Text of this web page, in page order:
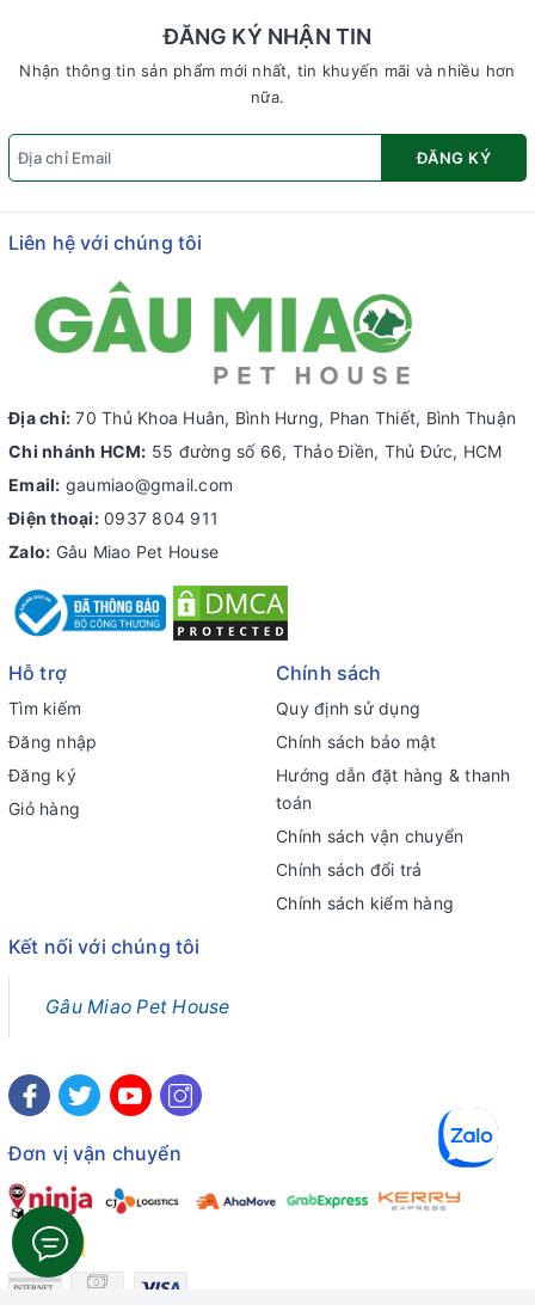
ĐĂNG KÝ NHẬN TIN
Nhận thông tin sản phẩm mới nhất, tin khuyến mãi và nhiều hơn
nữa.
ĐĂNG KÝ
Liên hệ với chúng tôi
Địa chỉ: 70 Thủ Khoa Huân, Bình Hưng, Phan Thiết, Bình Thuận
Chi nhánh HCM: 55 đường số 66, Thảo Điền, Thủ Đức, HCM
Email: gaumiao@gmail.com
Điện thoại: 0937 804 911
Zalo: Gâu Miao Pet House
Hỗ trợ
Tìm kiếm
Đăng nhập
Đăng ký
Giỏ hàng
Chính sách
Quy định sử dụng
Chính sách bảo mật
Hướng dẫn đặt hàng & thanh
toán
Chính sách vận chuyển
Chính sách đổi trả
Chính sách kiểm hàng
Kết nối với chúng tôi
Gâu Miao Pet House
Đơn vị vận chuyển